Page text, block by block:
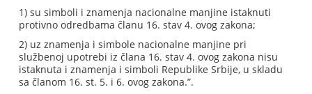
1) su simboli i znamenja nacionalne manjine istaknuti
protivno odredbama članu 16. stav 4. ovog zakona;
2) uz znamenja i simbole nacionalne manjine pri
službenoj upotrebi iz člana 16. stav 4. ovog zakona nisu
istaknuta i znamenja i simboli Republike Srbije, u skladu
sa članom 16. st. 5. i 6. ovog zakona.”.